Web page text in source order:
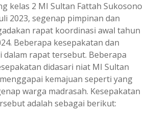
kelas 2 MI Sultan Fattah Sukosono
2023, segenap pimpinan dan
rapat koordinasi awal tahun
Beberapa kesepakatan dan
dalam rapat tersebut. Beberapa
didasari niat MI Sultan
kemajuan seperti yang
warga madrasah. Kesepakatan
adalah sebagai berikut: